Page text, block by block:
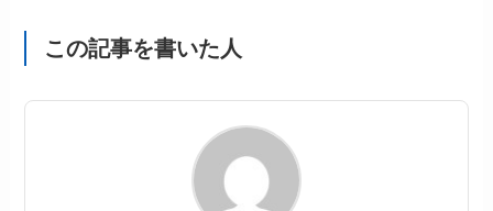
この記事を書いた人